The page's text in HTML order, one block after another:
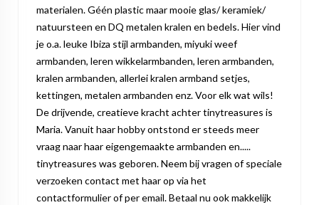
materialen. Géén plastic maar mooie glas/ keramiek/
natuursteen en DQ metalen kralen en bedels. Hier vind
je o.a. leuke Ibiza stijl armbanden, miyuki weef
armbanden, leren wikkelarmbanden, leren armbanden,
kralen armbanden, allerlei kralen armband setjes,
kettingen, metalen armbanden enz. Voor elk wat wils!
De drijvende, creatieve kracht achter tinytreasures is
Maria. Vanuit haar hobby ontstond er steeds meer
vraag naar haar eigengemaakte armbanden en.....
tinytreasures was geboren. Neem bij vragen of speciale
verzoeken contact met haar op via het
contactformulier of per email. Betaal nu ook makkelijk